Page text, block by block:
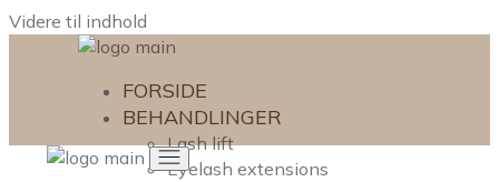
Videre til indhold
FORSIDE
BEHANDLINGER
Lash lift
Eyelash extensions